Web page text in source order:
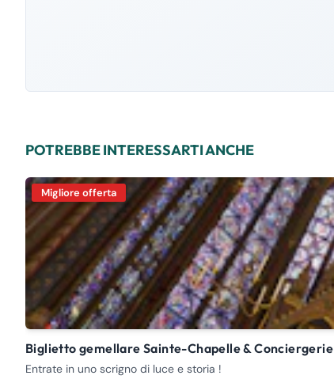
POTREBBE INTERESSARTI ANCHE
Migliore offerta
Biglietto gemellare Sainte-Chapelle & Conciergerie
Entrate in uno scrigno di luce e storia !